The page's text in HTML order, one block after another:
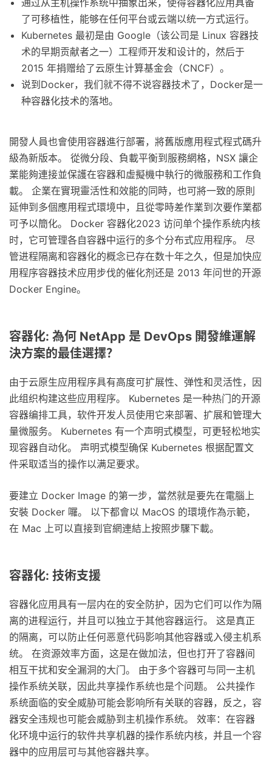
通过从主机操作系统中抽象出来，使得容器化应用具备
了可移植性，能够在任何平台或云端以统一方式运行。
Kubernetes 最初是由 Google（该公司是 Linux 容器技
术的早期贡献者之一）工程师开发和设计的，然后于
2015 年捐赠给了云原生计算基金会（CNCF）。
说到Docker，我们就不得不说容器技术了，Docker是一
种容器化技术的落地。
開發人員也會使用容器進行部署，將舊版應用程式程式碼升
級為新版本。 從微分段、負載平衡到服務網格，NSX 讓企
業能夠連接並保護在容器和虛擬機中執行的微服務和工作負
載。 企業在實現靈活性和效能的同時，也可將一致的原則
延伸到多個應用程式環境中，且從零時差作業到次要作業都
可予以簡化。 Docker 容器化2023 访问单个操作系统内核
时，它可管理各自容器中运行的多个分布式应用程序。 尽
管进程隔离和容器化的概念已存在数十年之久，但是加快应
用程序容器技术应用步伐的催化剂还是 2013 年问世的开源
Docker Engine。
容器化: 為何 NetApp 是 DevOps 開發維運解
決方案的最佳選擇？
由于云原生应用程序具有高度可扩展性、弹性和灵活性，因
此组织构建这些应用程序。 Kubernetes 是一种热门的开源
容器编排工具，软件开发人员使用它来部署、扩展和管理大
量微服务。 Kubernetes 有一个声明式模型，可更轻松地实
现容器自动化。 声明式模型确保 Kubernetes 根据配置文
件采取适当的操作以满足要求。
要建立 Docker Image 的第一步，當然就是要先在電腦上
安裝 Docker 囉。 以下都會以 MacOS 的環境作為示範，
在 Mac 上可以直接到官網連結上按照步驟下載。
容器化: 技術支援
容器化应用具有一层内在的安全防护，因为它们可以作为隔
离的进程运行，并且可以独立于其他容器运行。 这是真正
的隔离，可以防止任何恶意代码影响其他容器或入侵主机系
统。 在资源效率方面，这是在做加法，但也打开了容器间
相互干扰和安全漏洞的大门。 由于多个容器可与同一主机
操作系统关联，因此共享操作系统也是个问题。 公共操作
系统面临的安全威胁可能会影响所有关联的容器，反之，容
器安全违规也可能会威胁到主机操作系统。 效率：在容器
化环境中运行的软件共享机器的操作系统内核，并且一个容
器中的应用层可与其他容器共享。